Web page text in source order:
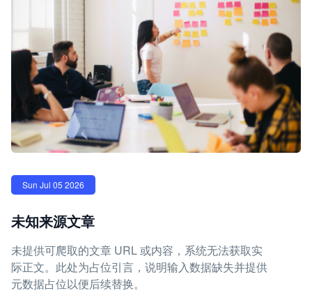
Sun Jul 05 2026
未知来源文章
未提供可爬取的文章 URL 或内容，系统无法获取实
际正文。此处为占位引言，说明输入数据缺失并提供
元数据占位以便后续替换。